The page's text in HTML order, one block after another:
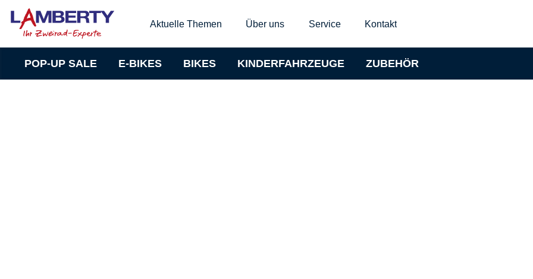
Aktuelle Themen Über uns Service Kontakt
POP-UP SALE E-BIKES BIKES KINDERFAHRZEUGE ZUBEHÖR